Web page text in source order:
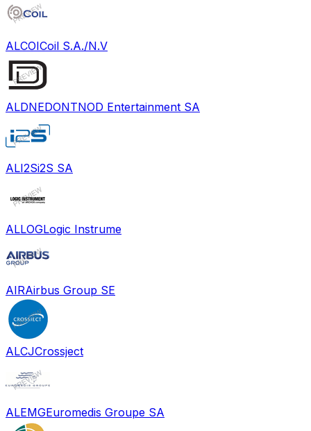
ALCOICoil S.A./N.V
ALDNEDONTNOD Entertainment SA
ALI2Si2S SA
ALLOGLogic Instrume
AIRAirbus Group SE
ALCJCrossject
ALEMGEuromedis Groupe SA